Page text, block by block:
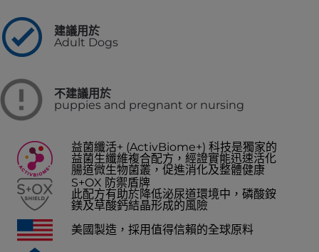
建議用於
Adult Dogs
不建議用於
puppies and pregnant or nursing
益菌纖活+ (ActivBiome+) 科技是獨家的
益菌生纖維複合配方，經證實能迅速活化
腸道微生物菌叢，促進消化及整體健康
S+OX 防禦盾牌
此配方有助於降低泌尿道環境中，磷酸銨
鎂及草酸鈣結晶形成的風險
美國製造，採用值得信賴的全球原料